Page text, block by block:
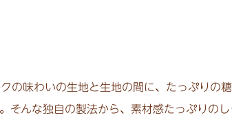
の味わいの生地と生地の間に、たっぷりの
そんな独自の製法から、素材感たっぷりの